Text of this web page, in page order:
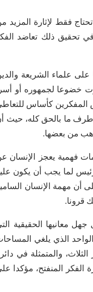
فقط لإثارة المزيد
تحقيق ذلك تعاضد
علماء الشريعة
خضوعا لجمهوره أو أسرا
المفكرين كأساس
طرف ما بالحق كله، حيث
من بعضها.
فهمية يعجز الإنسان
لما يجب أن يكون
أن مهمة الإنسان
قرونا.
معانيها الحقيقية
الذي يلغي
والمتمثلة في
الفكر المنفتح، مؤكدا